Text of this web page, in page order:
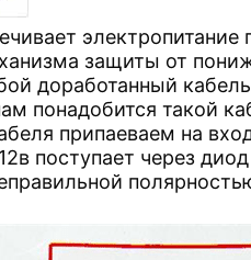
защиты от
доработанный
понадобится такой
припаеваем на
поступает через